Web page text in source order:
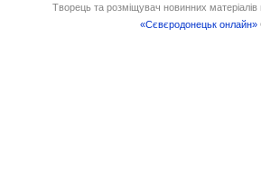
Творець та розміщувач новинних
«Сєвєродонецьк онлайн»